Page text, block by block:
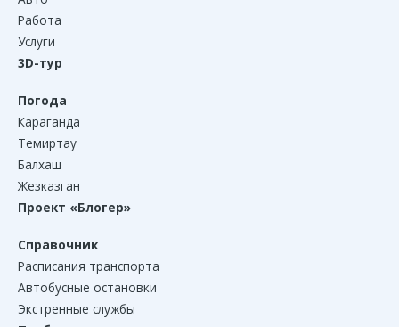
Работа
Услуги
3D-тур
Погода
Караганда
Темиртау
Балхаш
Жезказган
Проект «Блогер»
Справочник
Расписания транспорта
Автобусные остановки
Экстренные службы